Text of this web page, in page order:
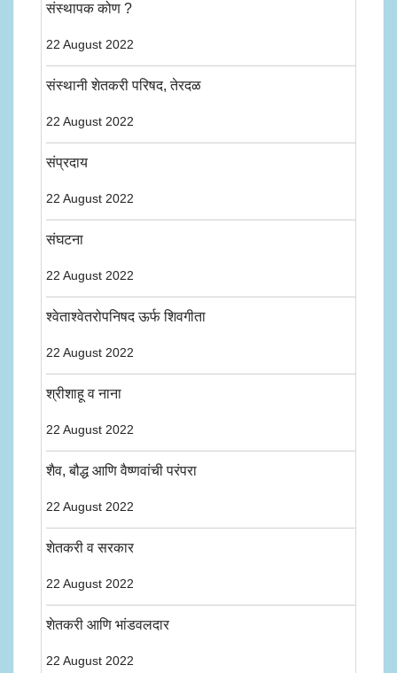
संस्थापक कोण ?
22 August 2022
संस्थानी शेतकरी परिषद, तेरदळ
22 August 2022
संप्रदाय
22 August 2022
संघटना
22 August 2022
श्वेताश्वेतरोपनिषद ऊर्फ शिवगीता
22 August 2022
श्रीशाहू व नाना
22 August 2022
शैव, बौद्ध आणि वैष्णवांची परंपरा
22 August 2022
शेतकरी व सरकार
22 August 2022
शेतकरी आणि भांडवलदार
22 August 2022